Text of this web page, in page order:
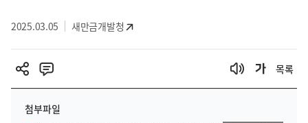
2025.03.05 새만금개발청
목록
첨부파일